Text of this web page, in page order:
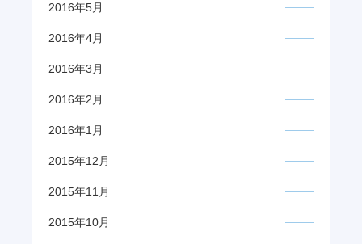
2016年5月
2016年4月
2016年3月
2016年2月
2016年1月
2015年12月
2015年11月
2015年10月